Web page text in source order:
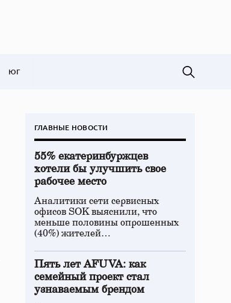
ЮГ
ГЛАВНЫЕ НОВОСТИ
55% екатеринбуржцев
хотели бы улучшить свое
рабочее место
Аналитики сети сервисных
офисов SOK выяснили, что
меньше половины опрошенных
(40%) жителей…
Пять лет AFUVA: как
семейный проект стал
узнаваемым брендом